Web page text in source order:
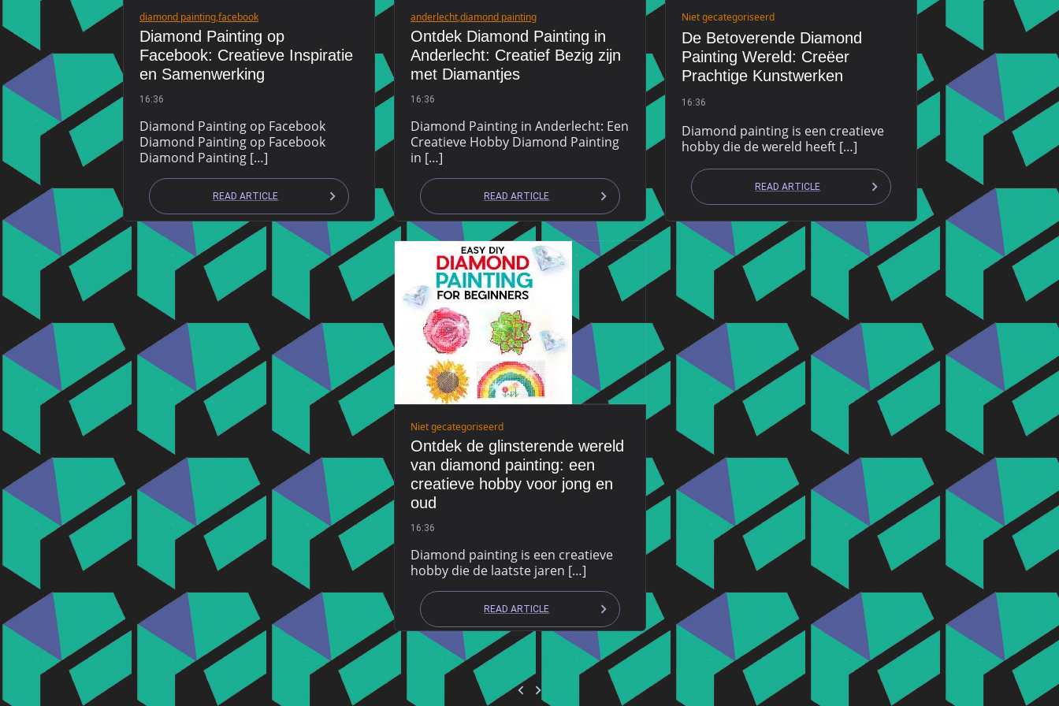
diamond painting,facebook
Diamond Painting op
Facebook: Creatieve Inspiratie
en Samenwerking
16:36
Diamond Painting op Facebook
Diamond Painting op Facebook
Diamond Painting […]
READ ARTICLE
anderlecht,diamond painting
Ontdek Diamond Painting in
Anderlecht: Creatief Bezig zijn
met Diamantjes
16:36
Diamond Painting in Anderlecht: Een
Creatieve Hobby Diamond Painting
in […]
READ ARTICLE
Niet gecategoriseerd
De Betoverende Diamond
Painting Wereld: Creëer
Prachtige Kunstwerken
16:36
Diamond painting is een creatieve
hobby die de wereld heeft […]
READ ARTICLE
Niet gecategoriseerd
Ontdek de glinsterende wereld
van diamond painting: een
creatieve hobby voor jong en
oud
16:36
Diamond painting is een creatieve
hobby die de laatste jaren […]
READ ARTICLE